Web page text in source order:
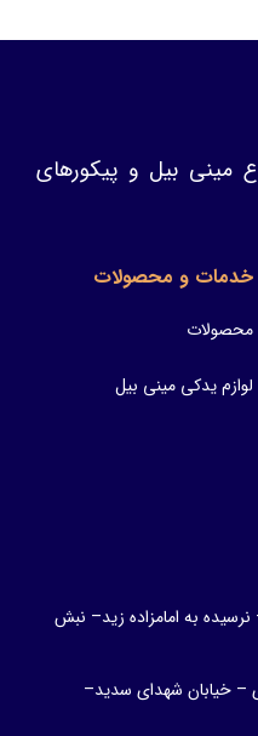
بیل و پیکورهای
خدمات و محصولات
محصولات
لوازم یدکی مینی بیل
به امامزاده زید– نبش
– خیابان شهدای سدید–